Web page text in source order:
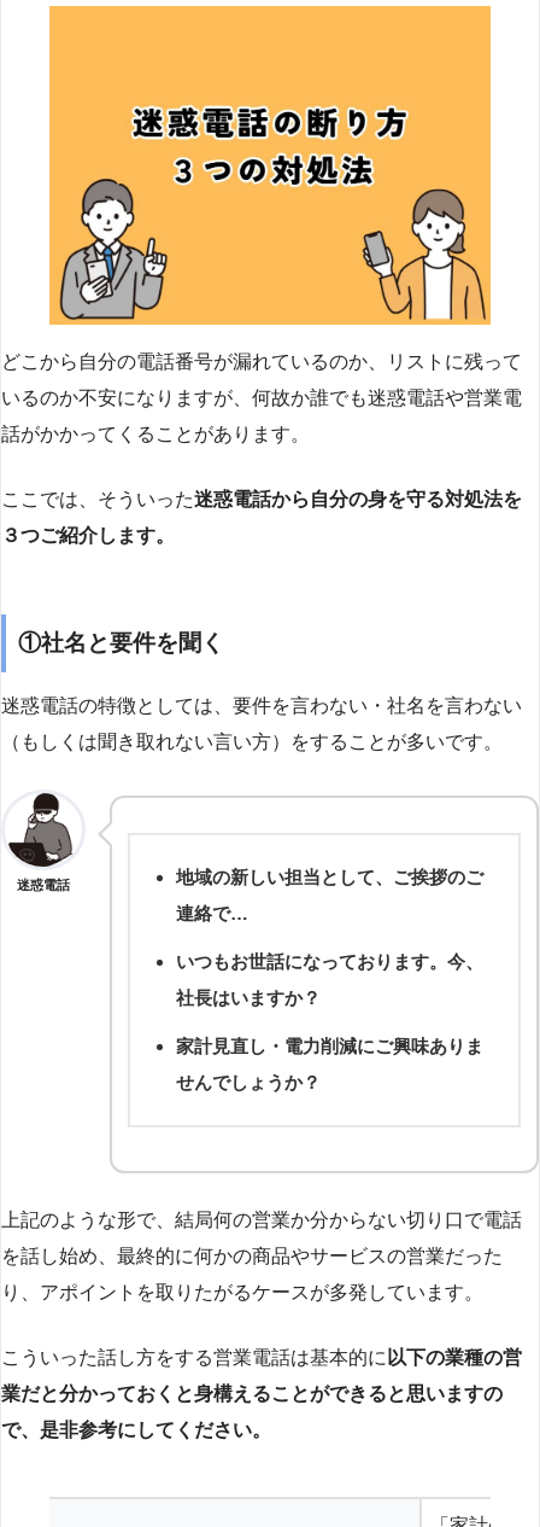
どこから自分の電話番号が漏れているのか、リストに残って
いるのか不安になりますが、何故か誰でも迷惑電話や営業電
話がかかってくることがあります。
ここでは、そういった迷惑電話から自分の身を守る対処法を
３つご紹介します。
①社名と要件を聞く
迷惑電話の特徴としては、要件を言わない・社名を言わない
（もしくは聞き取れない言い方）をすることが多いです。
迷惑電話
地域の新しい担当として、ご挨拶のご
連絡で…
いつもお世話になっております。今、
社長はいますか？
家計見直し・電力削減にご興味ありま
せんでしょうか？
上記のような形で、結局何の営業か分からない切り口で電話
を話し始め、最終的に何かの商品やサービスの営業だった
り、アポイントを取りたがるケースが多発しています。
こういった話し方をする営業電話は基本的に 以下の業種の営
業だと分かっておくと身構えることができると思いますの
で、是非参考にしてください。